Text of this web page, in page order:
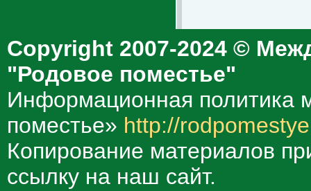
Copyright 2007-2024 ©
"Родовое поместье"
Информационная политика
поместье» http://
Копирование материалов
ссылку на наш сайт.